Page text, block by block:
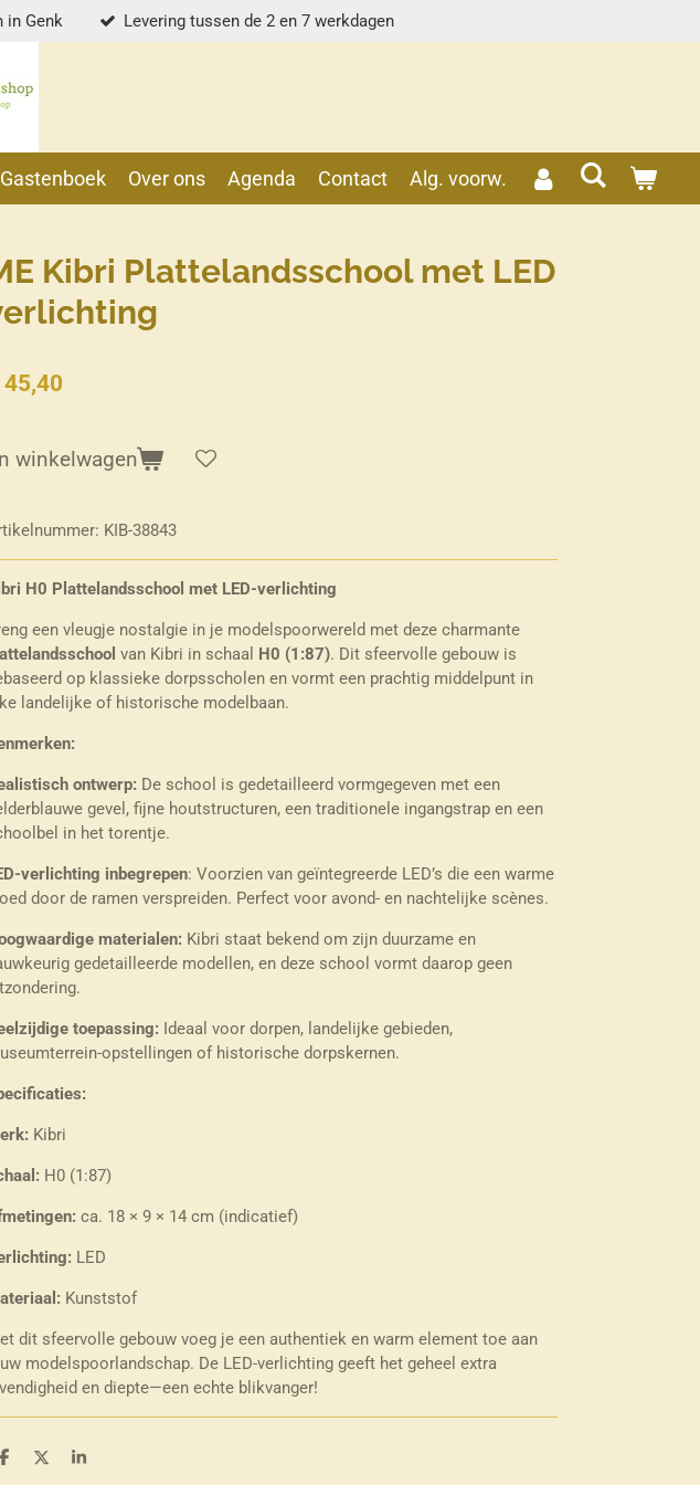
in Genk Levering tussen de 2 en 7 werkdagen
Gastenboek Over ons Agenda Contact Alg. voorw.
Kibri Plattelandsschool met LED
45,40
winkelwagen
KIB-38843
H0 Plattelandsschool met LED-verlichting
een vleugje nostalgie in je modelspoorwereld met deze charmante
van Kibri in schaal H0 (1:87). Dit sfeervolle gebouw is
op klassieke dorpsscholen en vormt een prachtig middelpunt in
landelijke of historische modelbaan.
ontwerp: De school is gedetailleerd vormgegeven met een
gevel, fijne houtstructuren, een traditionele ingangstrap en een
in het torentje.
verlichting inbegrepen: Voorzien van geïntegreerde LED’s die een warme
door de ramen verspreiden. Perfect voor avond- en nachtelijke scènes.
materialen: Kibri staat bekend om zijn duurzame en
gedetailleerde modellen, en deze school vormt daarop geen
toepassing: Ideaal voor dorpen, landelijke gebieden,
opstellingen of historische dorpskernen.
Kibri
H0 (1:87)
ca. 18 × 9 × 14 cm (indicatief)
LED
Kunststof
dit sfeervolle gebouw voeg je een authentiek en warm element toe aan
modelspoorlandschap. De LED-verlichting geeft het geheel extra
en diepte—een echte blikvanger!
D
D
S